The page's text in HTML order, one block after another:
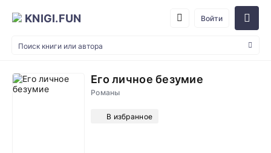
KNIGI.FUN Войти
Его личное безумие
Романы
В избранное